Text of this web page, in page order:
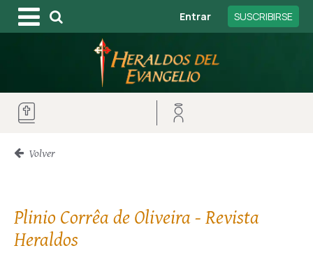
Entrar SUSCRIBIRSE
Volver
Plinio Corrêa de Oliveira - Revista
Heraldos